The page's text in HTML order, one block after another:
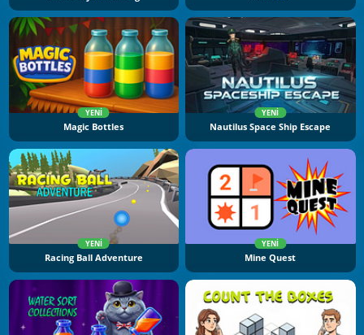
YENI
Magic Bottles
YENI
Nautilus Space Ship Escape
YENI
Racing Ball Adventure
YENI
Mine Quest